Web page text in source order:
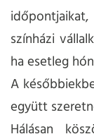
színházi
ha esetleg
A
együtt